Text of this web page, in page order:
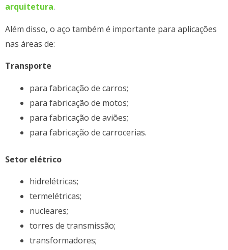
arquitetura.
Além disso, o aço também é importante para aplicações
nas áreas de:
Transporte
para fabricação de carros;
para fabricação de motos;
para fabricação de aviões;
para fabricação de carrocerias.
Setor elétrico
hidrelétricas;
termelétricas;
nucleares;
torres de transmissão;
transformadores;